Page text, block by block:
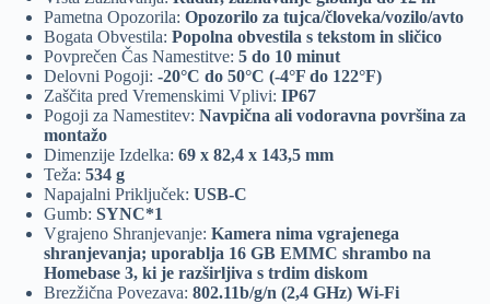
Pametna Opozorila: Opozorilo za tujca/človeka/vozilo/avto
Bogata Obvestila: Popolna obvestila s tekstom in sličico
Povprečen Čas Namestitve: 5 do 10 minut
Delovni Pogoji: -20°C do 50°C (-4°F do 122°F)
Zaščita pred Vremenskimi Vplivi: IP67
Pogoji za Namestitev: Navpična ali vodoravna površina za
montažo
Dimenzije Izdelka: 69 x 82,4 x 143,5 mm
Teža: 534 g
Napajalni Priključek: USB-C
Gumb: SYNC*1
Vgrajeno Shranjevanje: Kamera nima vgrajenega
shranjevanja; uporablja 16 GB EMMC shrambo na
Homebase 3, ki je razširljiva s trdim diskom
Brezžična Povezava: 802.11b/g/n (2,4 GHz) Wi-Fi